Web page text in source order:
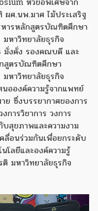
ศ.นพ.มาศ ไม้ประเสริฐ
ารหลักสูตรบัณฑิตศึกษา
หาวิทยาลัยธุรกิจ
งคั่ง รองคณบดี และ
สูตรบัณฑิตศึกษา
หาวิทยาลัยธุรกิจ
อองค์ความรู้จากแพทย์
ย ซึ่งบรรยากาศของการ
การวิชาการ วงการ
สุขภาพและความงาม
ลื่อนร่วมกันเพื่อยกระดับ
โลยีและองค์ความรู้
มหาวิทยาลัยธุรกิจ